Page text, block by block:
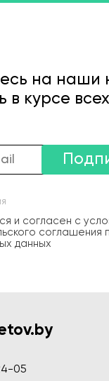
на наши
в курсе
и согласен с
соглашения
данных
05